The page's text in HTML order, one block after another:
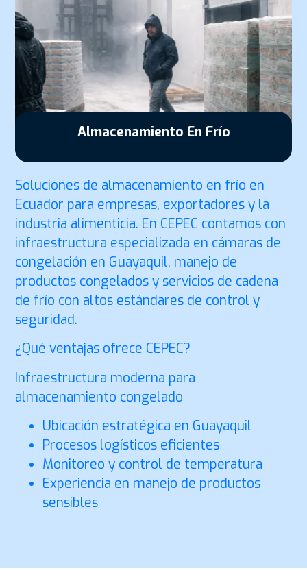
Almacenamiento En Frío
Soluciones de almacenamiento en frío en
Ecuador para empresas, exportadores y la
industria alimenticia. En CEPEC contamos con
infraestructura especializada en cámaras de
congelación en Guayaquil, manejo de
productos congelados y servicios de cadena
de frío con altos estándares de control y
seguridad.
¿Qué ventajas ofrece CEPEC?
Infraestructura moderna para
almacenamiento congelado
Ubicación estratégica en Guayaquil
Procesos logísticos eficientes
Monitoreo y control de temperatura
Experiencia en manejo de productos
sensibles